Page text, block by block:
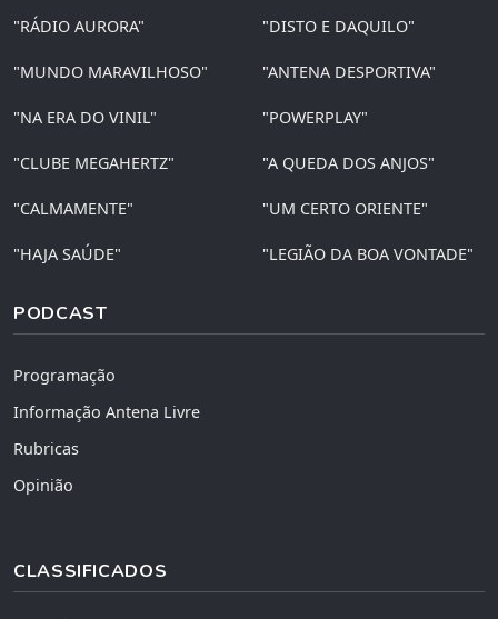
"RÁDIO AURORA" "DISTO E DAQUILO"
"MUNDO MARAVILHOSO" "ANTENA DESPORTIVA"
"NA ERA DO VINIL" "POWERPLAY"
"CLUBE MEGAHERTZ" "A QUEDA DOS ANJOS"
"CALMAMENTE" "UM CERTO ORIENTE"
"HAJA SAÚDE" "LEGIÃO DA BOA VONTADE"
PODCAST
Programação
Informação Antena Livre
Rubricas
Opinião
CLASSIFICADOS